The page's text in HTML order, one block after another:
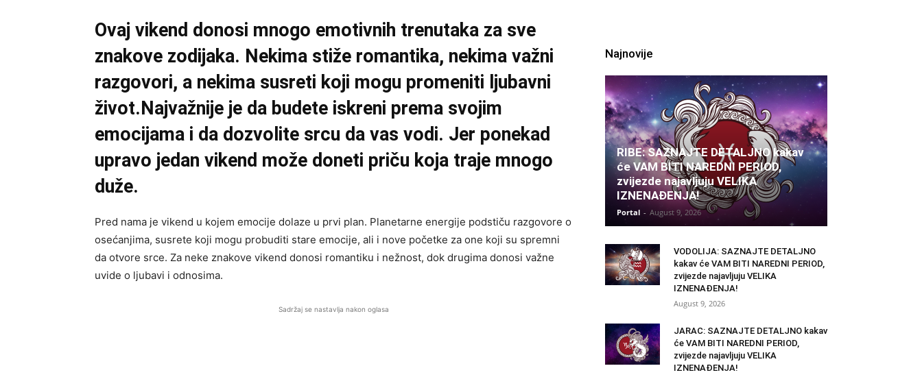
Ovaj vikend donosi mnogo emotivnih trenutaka za sve
znakove zodijaka. Nekima stiže romantika, nekima važni
razgovori, a nekima susreti koji mogu promeniti ljubavni
život.Najvažnije je da budete iskreni prema svojim
emocijama i da dozvolite srcu da vas vodi. Jer ponekad
upravo jedan vikend može doneti priču koja traje mnogo
duže.
Pred nama je vikend u kojem emocije dolaze u prvi plan. Planetarne energije podstiču razgovore o
osećanjima, susrete koji mogu probuditi stare emocije, ali i nove početke za one koji su spremni
da otvore srce. Za neke znakove vikend donosi romantiku i nežnost, dok drugima donosi važne
uvide o ljubavi i odnosima.
Sadržaj se nastavlja nakon oglasa
Najnovije
RIBE: SAZNAJTE DETALJNO kakav
će VAM BITI NAREDNI PERIOD,
zvijezde najavljuju VELIKA
IZNENAĐENJA!
Portal - August 9, 2026
VODOLIJA: SAZNAJTE DETALJNO
kakav će VAM BITI NAREDNI PERIOD,
zvijezde najavljuju VELIKA
IZNENAĐENJA!
August 9, 2026
JARAC: SAZNAJTE DETALJNO kakav
će VAM BITI NAREDNI PERIOD,
zvijezde najavljuju VELIKA
IZNENAĐENJA!